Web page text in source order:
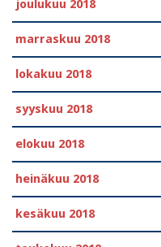
joulukuu 2018
marraskuu 2018
lokakuu 2018
syyskuu 2018
elokuu 2018
heinäkuu 2018
kesäkuu 2018